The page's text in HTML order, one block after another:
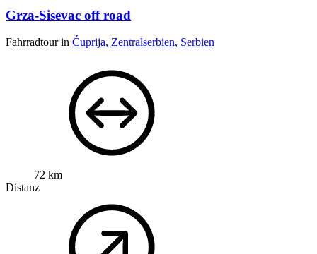
Grza-Sisevac off road
Fahrradtour in Ćuprija, Zentralserbien, Serbien
72 km
Distanz